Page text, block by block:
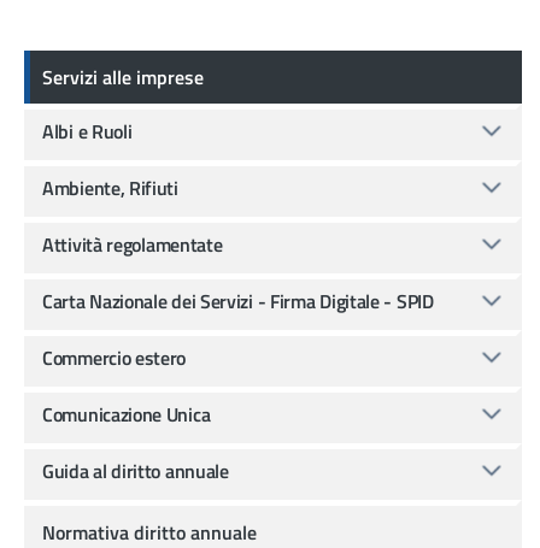
Servizi alle imprese
Servizi alle imprese
Albi e Ruoli
Ambiente, Rifiuti
Attività regolamentate
Carta Nazionale dei Servizi - Firma Digitale - SPID
Commercio estero
Comunicazione Unica
Guida al diritto annuale
Normativa diritto annuale